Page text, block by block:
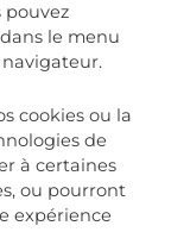
pouvez
le menu
navigateur.
cookies ou la
de
à certaines
ou pourront
expérience